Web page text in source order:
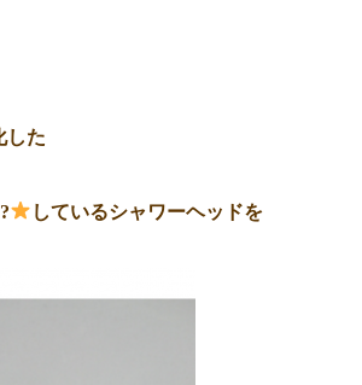
した
しているシャワーヘッドを